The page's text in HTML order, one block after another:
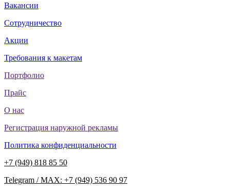
Вакансии
Сотрудничество
Акции
Требования к макетам
Портфолио
Прайс
О нас
Регистрация наружной рекламы
Политика конфиденциальности
+7 (949) 818 85 50
Telegram / MAX: +7 (949) 536 90 97